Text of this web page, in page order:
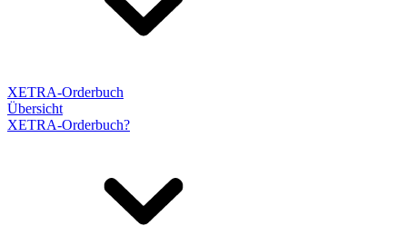
XETRA-Orderbuch
Übersicht
XETRA-Orderbuch?